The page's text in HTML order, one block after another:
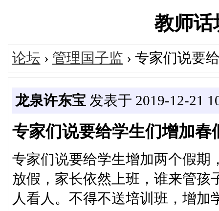
教师话
论坛 › 管理国子监 › 专家们说要
龙泉许东宝 发表于 2019-12-21
专家们说要给学生们增加春
专家们说要给学生增加两个假期
放假，家长依然上班，谁来管孩
人看人。不得不送培训班，增